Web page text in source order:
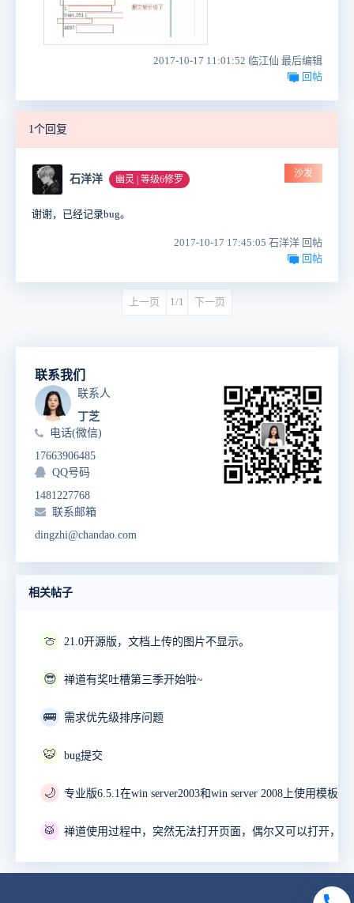
2017-10-17 11:01:52 临江仙 最后编辑
回帖
1个回复
石洋洋 幽灵 | 等级6修罗
沙发
谢谢，已经记录bug。
2017-10-17 17:45:05 石洋洋 回帖
回帖
上一页 1/1 下一页
联系我们
联系人
丁芝
电话(微信)
17663906485
QQ号码
1481227768
联系邮箱
dingzhi@chandao.com
相关帖子
🍈 21.0开源版，文档上传的图片不显示。
😎 禅道有奖吐槽第三季开始啦~
🚌 需求优先级排序问题
🐯 bug提交
🌙
🥁